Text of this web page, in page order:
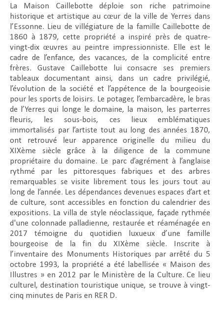
La Maison Caillebotte déploie son riche patrimoine
historique et artistique au cœur de la ville de Yerres dans
l’Essonne. Lieu de villégiature de la famille Caillebotte de
1860 à 1879, cette propriété a inspiré près de quatre-
vingt-dix œuvres au peintre impressionniste. Elle est le
cadre de l’enfance, des vacances, de la complicité entre
frères. Gustave Caillebotte lui consacre ses premiers
tableaux documentant ainsi, dans un cadre privilégié,
l’évolution de la société et l’appétence de la bourgeoisie
pour les sports de loisirs. Le potager, l’embarcadère, le bras
de l’Yerres qui longe le domaine, la maison, les parterres
fleuris, les sous-bois, ces lieux emblématiques
immortalisés par l’artiste tout au long des années 1870,
ont retrouvé leur apparence originelle du milieu du
XIXème siècle grâce à la diligence de la commune
propriétaire du domaine. Le parc d’agrément à l’anglaise
rythmé par les pittoresques fabriques et des arbres
remarquables se visite librement tous les jours tout au
long de l’année. Les dépendances devenues espaces d’art et
de culture, sont accessibles en fonction du calendrier des
expositions. La villa de style néoclassique, façade rythmée
d'une colonnade palladienne, restaurée et réaménagée en
2017 témoigne du quotidien luxueux d’une famille
bourgeoise de la fin du XIXème siècle. Inscrite à
l’inventaire des Monuments Historiques par arrêté du 5
octobre 1993, la propriété a été labellisée « Maison des
Illustres » en 2012 par le Ministère de la Culture. Ce lieu
culturel, destination touristique unique, se trouve à vingt-
cinq minutes de Paris en RER D.